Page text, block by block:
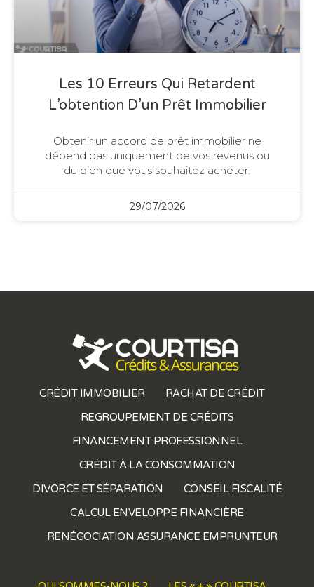
Les 10 Erreurs Qui Retardent
L’obtention D’un Prêt Immobilier
Obtenir un accord de prêt immobilier ne
dépend pas uniquement de vos revenus ou
du bien que vous souhaitez acheter.
29/07/2026
CRÉDIT IMMOBILIER
RACHAT DE CRÉDIT
REGROUPEMENT DE CRÉDITS
FINANCEMENT PROFESSIONNEL
CRÉDIT À LA CONSOMMATION
DIVORCE ET SÉPARATION
CONSEIL FISCALITÉ
CALCUL ENVELOPPE FINANCIÈRE
RENÉGOCIATION ASSURANCE EMPRUNTEUR